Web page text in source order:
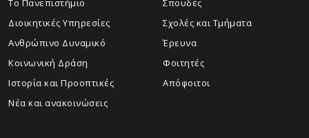
Το Πανεπιστήμιο
Διοικητικές Υπηρεσίες
Ανθρώπινο Δυναμικό
Κοινωνική Δράση
Ιστορία και Προοπτικές
Νέα και ανακοινώσεις
Σπουδές
Σχολές και Τμήματα
Έρευνα
Φοιτητές
Απόφοιτοι